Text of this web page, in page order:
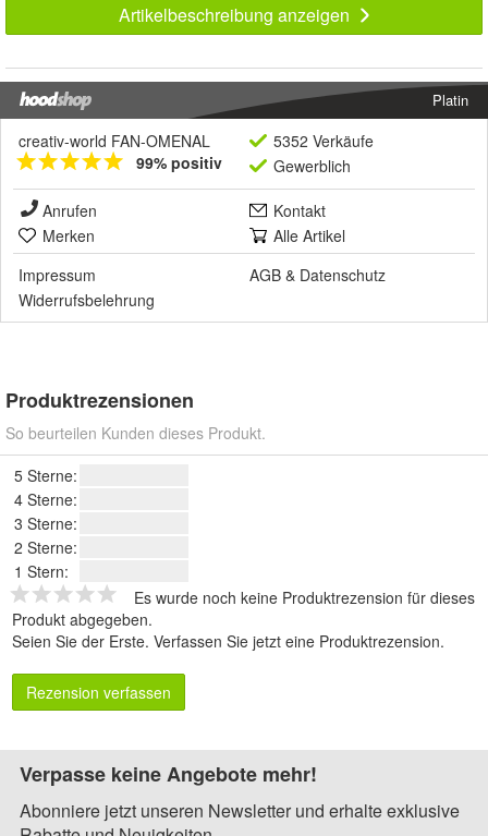
Artikelbeschreibung anzeigen
Platin
creativ-world FAN-OMENAL
99% positiv
5352 Verkäufe
Gewerblich
Anrufen
Kontakt
Merken
Alle Artikel
Impressum
AGB & Datenschutz
Widerrufsbelehrung
Produktrezensionen
So beurteilen Kunden dieses Produkt.
5 Sterne:
4 Sterne:
3 Sterne:
2 Sterne:
1 Stern:
Es wurde noch keine Produktrezension für dieses
Produkt abgegeben.
Seien Sie der Erste. Verfassen Sie jetzt eine Produktrezension.
Rezension verfassen
Verpasse keine Angebote mehr!
Abonniere jetzt unseren Newsletter und erhalte exklusive